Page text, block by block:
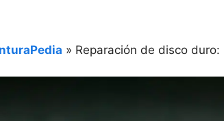
» Reparación de disco duro: